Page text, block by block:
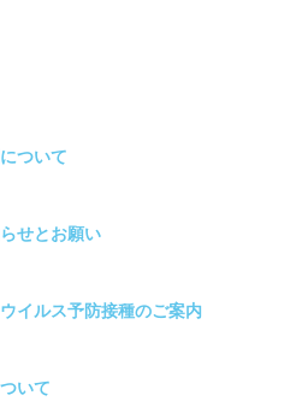
ついて
せとお願い
イルス予防接種のご案内
いて